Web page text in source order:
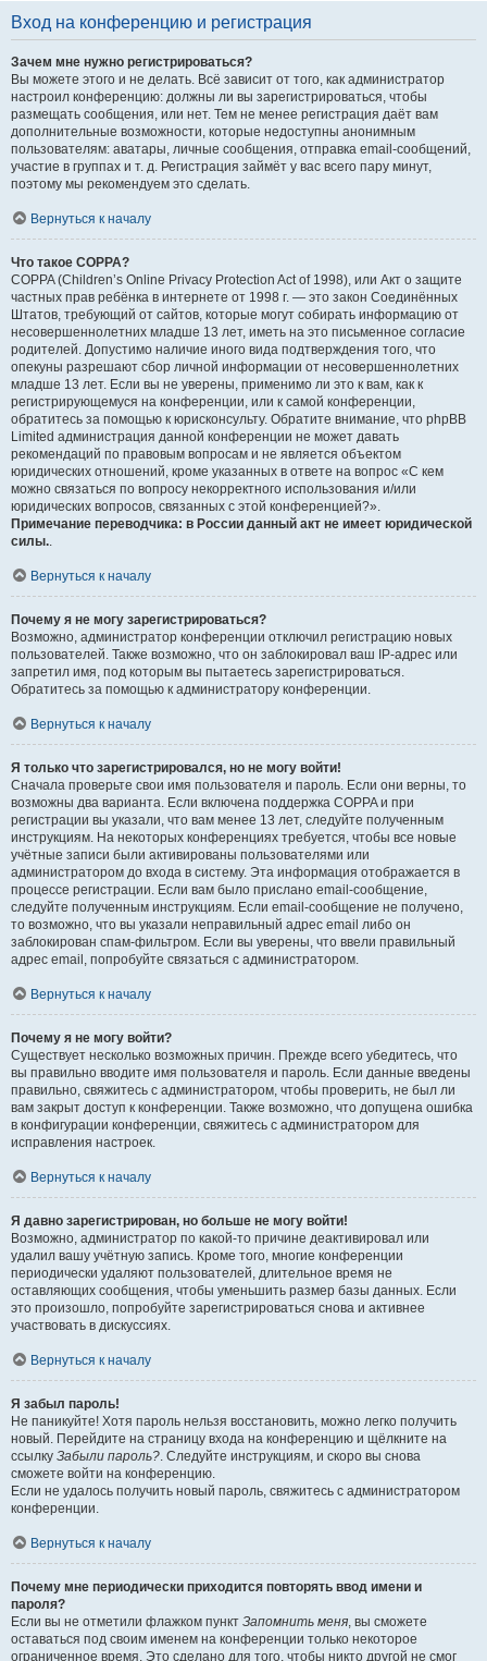
Вход на конференцию и регистрация
Зачем мне нужно регистрироваться?
Вы можете этого и не делать. Всё зависит от того, как администратор
настроил конференцию: должны ли вы зарегистрироваться, чтобы
размещать сообщения, или нет. Тем не менее регистрация даёт вам
дополнительные возможности, которые недоступны анонимным
пользователям: аватары, личные сообщения, отправка email-сообщений,
участие в группах и т. д. Регистрация займёт у вас всего пару минут,
поэтому мы рекомендуем это сделать.
Вернуться к началу
Что такое COPPA?
COPPA (Children’s Online Privacy Protection Act of 1998), или Акт о защите
частных прав ребёнка в интернете от 1998 г. — это закон Соединённых
Штатов, требующий от сайтов, которые могут собирать информацию от
несовершеннолетних младше 13 лет, иметь на это письменное согласие
родителей. Допустимо наличие иного вида подтверждения того, что
опекуны разрешают сбор личной информации от несовершеннолетних
младше 13 лет. Если вы не уверены, применимо ли это к вам, как к
регистрирующемуся на конференции, или к самой конференции,
обратитесь за помощью к юрисконсульту. Обратите внимание, что phpBB
Limited администрация данной конференции не может давать
рекомендаций по правовым вопросам и не является объектом
юридических отношений, кроме указанных в ответе на вопрос «С кем
можно связаться по вопросу некорректного использования и/или
юридических вопросов, связанных с этой конференцией?».
Примечание переводчика: в России данный акт не имеет юридической
силы..
Вернуться к началу
Почему я не могу зарегистрироваться?
Возможно, администратор конференции отключил регистрацию новых
пользователей. Также возможно, что он заблокировал ваш IP-адрес или
запретил имя, под которым вы пытаетесь зарегистрироваться.
Обратитесь за помощью к администратору конференции.
Вернуться к началу
Я только что зарегистрировался, но не могу войти!
Сначала проверьте свои имя пользователя и пароль. Если они верны, то
возможны два варианта. Если включена поддержка COPPA и при
регистрации вы указали, что вам менее 13 лет, следуйте полученным
инструкциям. На некоторых конференциях требуется, чтобы все новые
учётные записи были активированы пользователями или
администратором до входа в систему. Эта информация отображается в
процессе регистрации. Если вам было прислано email-сообщение,
следуйте полученным инструкциям. Если email-сообщение не получено,
то возможно, что вы указали неправильный адрес email либо он
заблокирован спам-фильтром. Если вы уверены, что ввели правильный
адрес email, попробуйте связаться с администратором.
Вернуться к началу
Почему я не могу войти?
Существует несколько возможных причин. Прежде всего убедитесь, что
вы правильно вводите имя пользователя и пароль. Если данные введены
правильно, свяжитесь с администратором, чтобы проверить, не был ли
вам закрыт доступ к конференции. Также возможно, что допущена ошибка
в конфигурации конференции, свяжитесь с администратором для
исправления настроек.
Вернуться к началу
Я давно зарегистрирован, но больше не могу войти!
Возможно, администратор по какой-то причине деактивировал или
удалил вашу учётную запись. Кроме того, многие конференции
периодически удаляют пользователей, длительное время не
оставляющих сообщения, чтобы уменьшить размер базы данных. Если
это произошло, попробуйте зарегистрироваться снова и активнее
участвовать в дискуссиях.
Вернуться к началу
Я забыл пароль!
Не паникуйте! Хотя пароль нельзя восстановить, можно легко получить
новый. Перейдите на страницу входа на конференцию и щёлкните на
ссылку Забыли пароль?. Следуйте инструкциям, и скоро вы снова
сможете войти на конференцию.
Если не удалось получить новый пароль, свяжитесь с администратором
конференции.
Вернуться к началу
Почему мне периодически приходится повторять ввод имени и
пароля?
Если вы не отметили флажком пункт Запомнить меня, вы сможете
оставаться под своим именем на конференции только некоторое
ограниченное время. Это сделано для того, чтобы никто другой не смог